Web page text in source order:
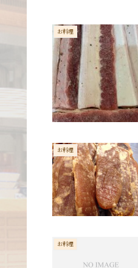
お料理
お料理
お料理